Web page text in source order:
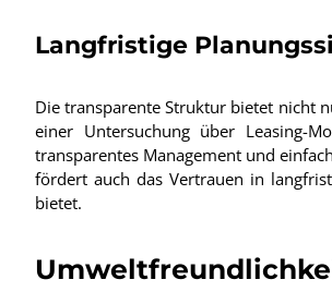
Langfristige
Die transparente Struktur bietet nicht
einer Untersuchung über Leasing-
transparentes Management und
fördert auch das Vertrauen in
bietet.